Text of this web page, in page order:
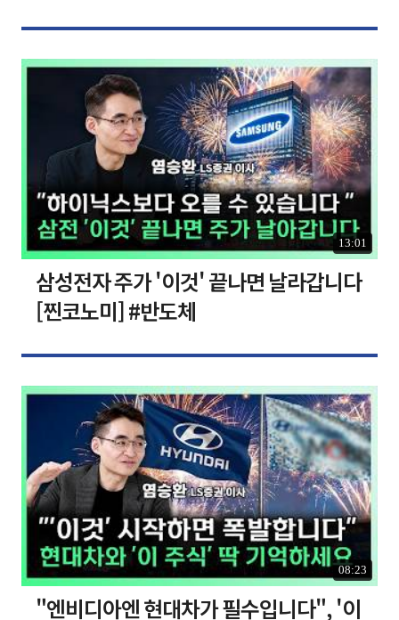
13:01
삼성전자 주가 '이것' 끝나면 날라갑니다
[찐코노미] #반도체
08:23
"엔비디아엔 현대차가 필수입니다", '이